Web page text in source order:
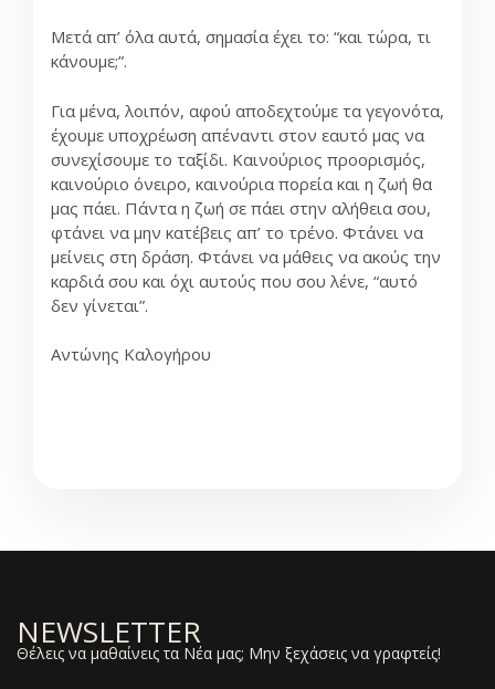
Μετά απ’ όλα αυτά, σημασία έχει το: “και τώρα, τι
κάνουμε;”.
Για μένα, λοιπόν, αφού αποδεχτούμε τα γεγονότα,
έχουμε υποχρέωση απέναντι στον εαυτό μας να
συνεχίσουμε το ταξίδι. Καινούριος προορισμός,
καινούριο όνειρο, καινούρια πορεία και η ζωή θα
μας πάει. Πάντα η ζωή σε πάει στην αλήθεια σου,
φτάνει να μην κατέβεις απ’ το τρένο. Φτάνει να
μείνεις στη δράση. Φτάνει να μάθεις να ακούς την
καρδιά σου και όχι αυτούς που σου λένε, “αυτό
δεν γίνεται”.
Αντώνης Καλογήρου
NEWSLETTER
Θέλεις να μαθαίνεις τα Νέα μας; Μην ξεχάσεις να γραφτείς!